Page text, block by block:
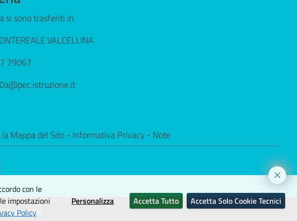
si sono trasferiti in
VALCELLINA
79067
Mappa del Sito- Informativa Privacy - Note
Italia 2.3.6
con le
impostazioni
Policy
Personalizza Accetta Tutto Accetta Solo Cookie Tecnici